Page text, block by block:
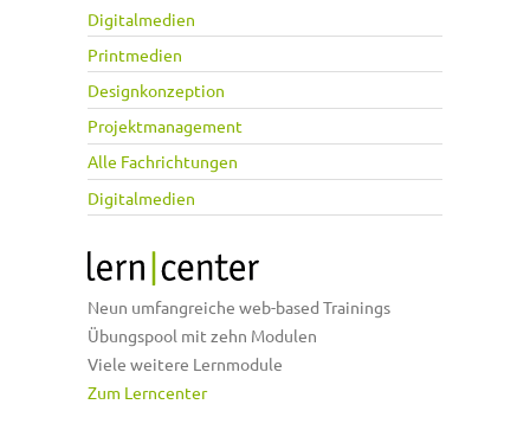
Digitalmedien
Printmedien
Designkonzeption
Projektmanagement
Alle Fachrichtungen
Digitalmedien
Neun umfangreiche web-based Trainings
Übungspool mit zehn Modulen
Viele weitere Lernmodule
Zum Lerncenter